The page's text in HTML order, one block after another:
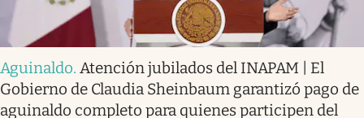
Aguinaldo. Atención jubilados del INAPAM | El
Gobierno de Claudia Sheinbaum garantizó pago de
aguinaldo completo para quienes participen del